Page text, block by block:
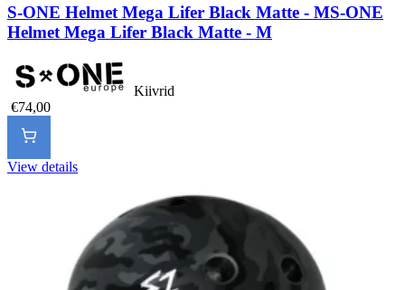
S-ONE Helmet Mega Lifer Black Matte - MS-ONE
Helmet Mega Lifer Black Matte - M
Kiivrid
€74,00
View details